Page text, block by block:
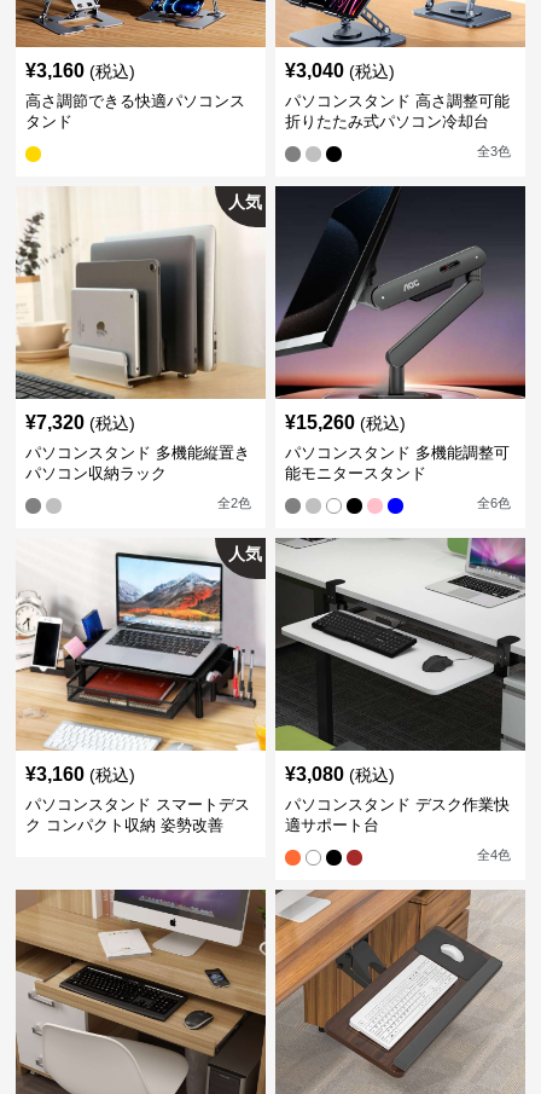
¥3,160 (税込)
高さ調節できる快適パソコンス
タンド
¥3,040 (税込)
パソコンスタンド 高さ調整可能
折りたたみ式パソコン冷却台
全3色
人気
¥7,320 (税込)
パソコンスタンド 多機能縦置き
パソコン収納ラック
全2色
¥15,260 (税込)
パソコンスタンド 多機能調整可
能モニタースタンド
全6色
人気
¥3,160 (税込)
パソコンスタンド スマートデス
ク コンパクト収納 姿勢改善
¥3,080 (税込)
パソコンスタンド デスク作業快
適サポート台
全4色